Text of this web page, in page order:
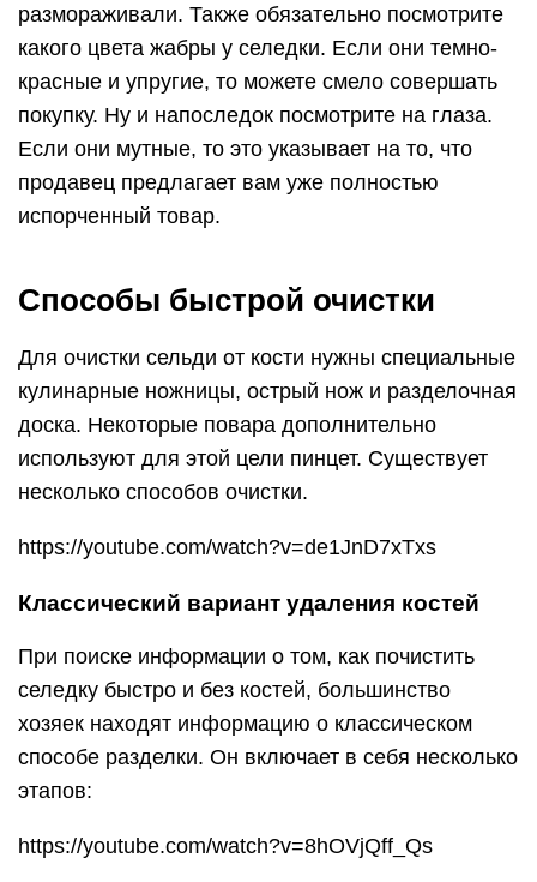
размораживали. Также обязательно посмотрите
какого цвета жабры у селедки. Если они темно-
красные и упругие, то можете смело совершать
покупку. Ну и напоследок посмотрите на глаза.
Если они мутные, то это указывает на то, что
продавец предлагает вам уже полностью
испорченный товар.
Способы быстрой очистки
Для очистки сельди от кости нужны специальные
кулинарные ножницы, острый нож и разделочная
доска. Некоторые повара дополнительно
используют для этой цели пинцет. Существует
несколько способов очистки.
https://youtube.com/watch?v=de1JnD7xTxs
Классический вариант удаления костей
При поиске информации о том, как почистить
селедку быстро и без костей, большинство
хозяек находят информацию о классическом
способе разделки. Он включает в себя несколько
этапов:
https://youtube.com/watch?v=8hOVjQff_Qs